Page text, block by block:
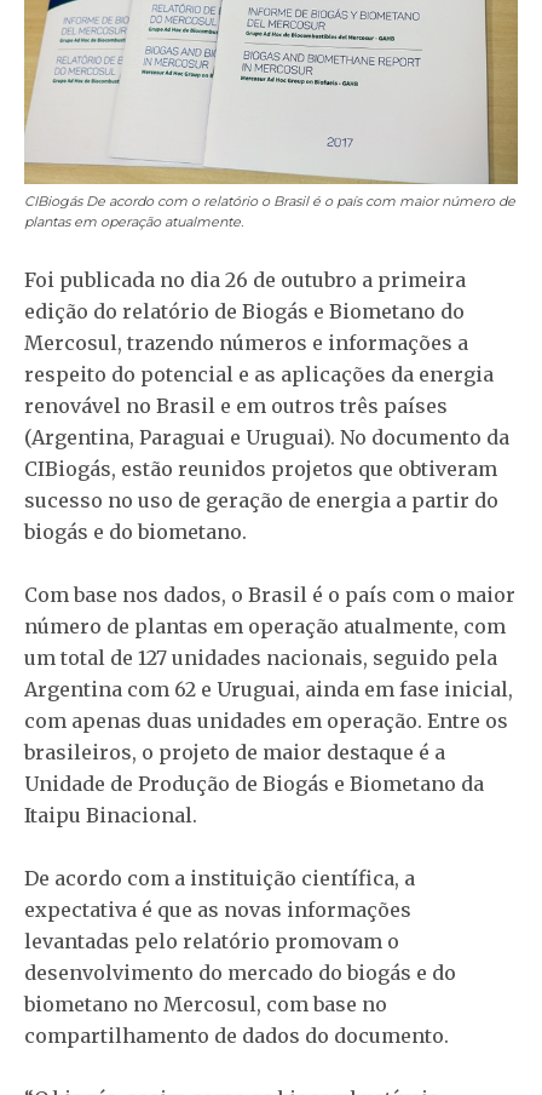
CIBiogásDe acordo com o relatório o Brasil é o país com maior número de
plantas em operação atualmente.
Foi publicada no dia 26 de outubro a primeira
edição do relatório de Biogás e Biometano do
Mercosul, trazendo números e informações a
respeito do potencial e as aplicações da energia
renovável no Brasil e em outros três países
(Argentina, Paraguai e Uruguai). No documento da
CIBiogás, estão reunidos projetos que obtiveram
sucesso no uso de geração de energia a partir do
biogás e do biometano.
Com base nos dados, o Brasil é o país com o maior
número de plantas em operação atualmente, com
um total de 127 unidades nacionais, seguido pela
Argentina com 62 e Uruguai, ainda em fase inicial,
com apenas duas unidades em operação. Entre os
brasileiros, o projeto de maior destaque é a
Unidade de Produção de Biogás e Biometano da
Itaipu Binacional.
De acordo com a instituição científica, a
expectativa é que as novas informações
levantadas pelo relatório promovam o
desenvolvimento do mercado do biogás e do
biometano no Mercosul, com base no
compartilhamento de dados do documento.